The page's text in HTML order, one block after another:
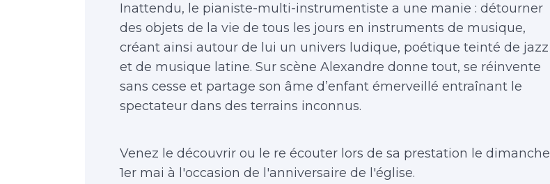
Inattendu, le pianiste-multi-instrumentiste a une manie : détourner
des objets de la vie de tous les jours en instruments de musique,
créant ainsi autour de lui un univers ludique, poétique teinté de jazz
et de musique latine. Sur scène Alexandre donne tout, se réinvente
sans cesse et partage son âme d’enfant émerveillé entraînant le
spectateur dans des terrains inconnus.
Venez le découvrir ou le re écouter lors de sa prestation le dimanche
1er mai à l'occasion de l'anniversaire de l'église.